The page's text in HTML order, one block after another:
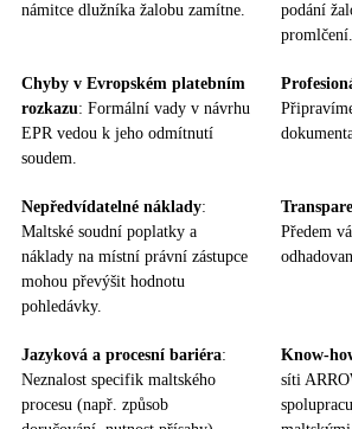
námitce dlužníka žalobu zamítne.
podání
promlčení.
Chyby v Evropském platebním
rozkazu: Formální vady v návrhu
EPR vedou k jeho odmítnutí
soudem.
Nepředvídatelné náklady:
Maltské soudní poplatky a
náklady na místní právní zástupce
mohou převýšit hodnotu
pohledávky.
Předem
Jazyková a procesní bariéra:
Neznalost specifik maltského
procesu (např. způsob
Know-
síti